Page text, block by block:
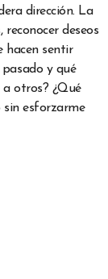
dirección. La
deseos
hacen sentir
y qué
otros? ¿Qué
sin esforzarme